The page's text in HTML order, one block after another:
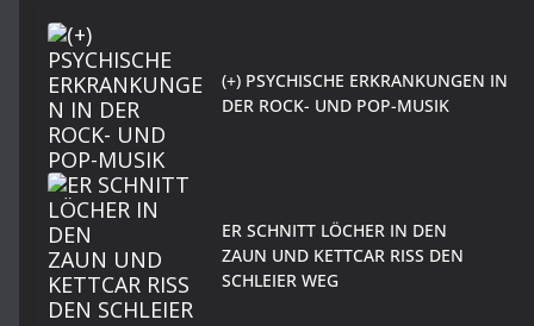
(+) PSYCHISCHE ERKRANKUNGEN IN
DER ROCK- UND POP-MUSIK
ER SCHNITT LÖCHER IN DEN
ZAUN UND KETTCAR RISS DEN
SCHLEIER WEG